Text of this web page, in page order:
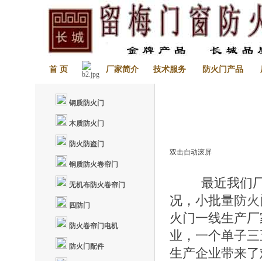
首 页 厂家简介 技术服务 防火门产品
钢质防火门
木质防火门
防火防盗门
钢质防火卷帘门
无机布防火卷帘门
四防门
防火卷帘门电机
防火门配件
双击自动滚屏
最近我们厂
况，小批量防
火门一线生产
业，一个单子
生产企业带来